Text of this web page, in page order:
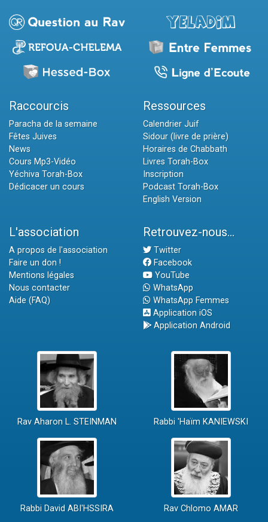
Raccourcis
Paracha de la semaine
Fêtes Juives
News
Cours Mp3-Vidéo
Yéchiva Torah-Box
Dédicacer un cours
Ressources
Calendrier Juif
Sidour (livre de prière)
Horaires de Chabbath
Livres Torah-Box
Inscription
Podcast Torah-Box
English Version
L'association
A propos de l'association
Faire un don !
Mentions légales
Nous contacter
Aide (FAQ)
Retrouvez-nous...
Twitter
Facebook
YouTube
WhatsApp
WhatsApp Femmes
Application iOS
Application Android
Rav Aharon L. STEINMAN Rabbi 'Haïm KANIEWSKI
Rabbi David ABI'HSSIRA Rav Chlomo AMAR